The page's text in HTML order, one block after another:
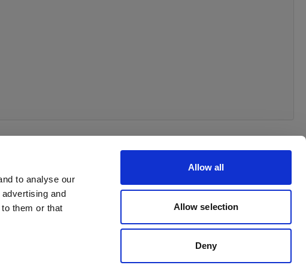
to analyse our
and
them or that
Allow all
Allow selection
Deny
your order